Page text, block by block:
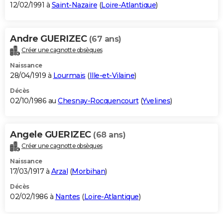
12/02/1991 à Saint-Nazaire (Loire-Atlantique)
Andre GUERIZEC (67 ans)
Créer une cagnotte obsèques
Naissance
28/04/1919 à Lourmais (Ille-et-Vilaine)
Décès
02/10/1986 au Chesnay-Rocquencourt(Yvelines)
Angele GUERIZEC (68 ans)
Créer une cagnotte obsèques
Naissance
17/03/1917 à Arzal (Morbihan)
Décès
02/02/1986 à Nantes (Loire-Atlantique)